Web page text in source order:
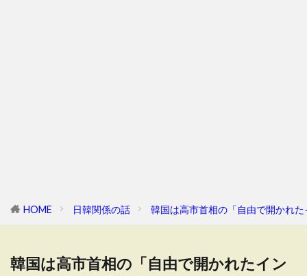
HOME 日韓関係の話 韓国は高市首相の「自由で開かれ
韓国は高市首相の「自由で開かれたイン